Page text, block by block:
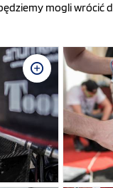
mogli wrócić